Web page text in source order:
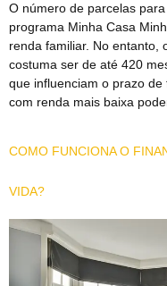
O número de parcelas
programa Minha Casa
renda familiar. No entanto,
costuma ser de até 420
que influenciam o prazo
com renda mais baixa
COMO FUNCIONA O
VIDA?